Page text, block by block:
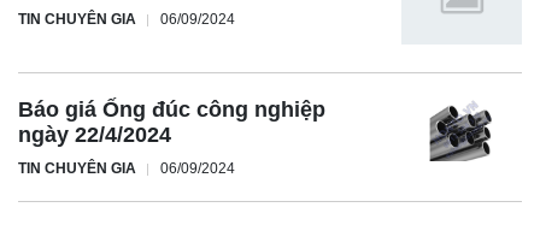
TIN CHUYÊN GIA 06/09/2024
Báo giá Ống đúc công nghiệp
ngày 22/4/2024
TIN CHUYÊN GIA 06/09/2024